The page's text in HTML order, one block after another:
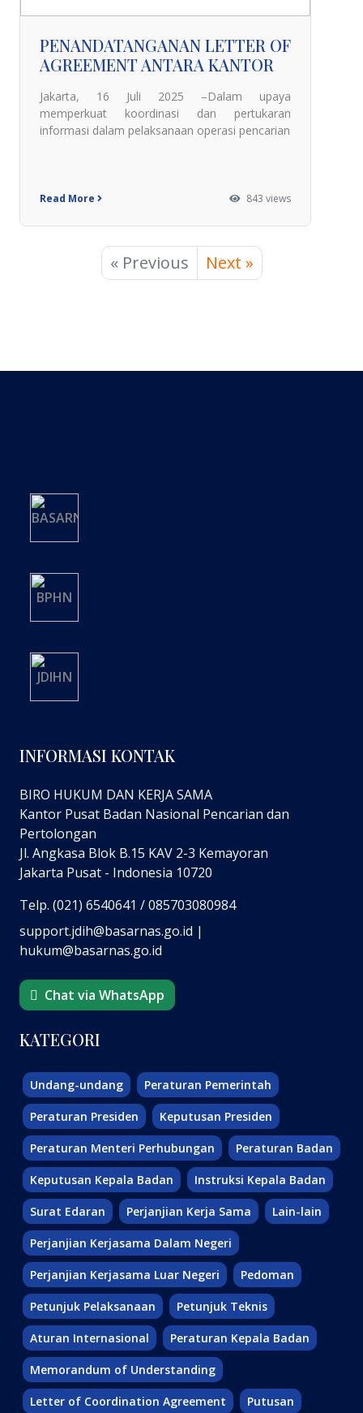
PENANDATANGANAN LETTER OF
AGREEMENT ANTARA KANTOR
Jakarta, 16 Juli 2025 –Dalam upaya
memperkuat koordinasi dan pertukaran
informasi dalam pelaksanaan operasi pencarian
Read More 843 views
« Previous Next »
INFORMASI KONTAK
BIRO HUKUM DAN KERJA SAMA
Kantor Pusat Badan Nasional Pencarian dan
Pertolongan
Jl. Angkasa Blok B.15 KAV 2-3 Kemayoran
Jakarta Pusat - Indonesia 10720
Telp. (021) 6540641 / 085703080984
support.jdih@basarnas.go.id |
hukum@basarnas.go.id
Chat via WhatsApp
KATEGORI
Undang-undang Peraturan Pemerintah
Peraturan Presiden Keputusan Presiden
Peraturan Menteri Perhubungan Peraturan Badan
Keputusan Kepala Badan Instruksi Kepala Badan
Surat Edaran Perjanjian Kerja Sama Lain-lain
Perjanjian Kerjasama Dalam Negeri
Perjanjian Kerjasama Luar Negeri Pedoman
Petunjuk Pelaksanaan Petunjuk Teknis
Aturan Internasional Peraturan Kepala Badan
Memorandum of Understanding
Letter of Coordination Agreement Putusan